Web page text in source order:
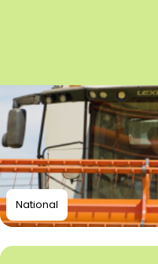
National